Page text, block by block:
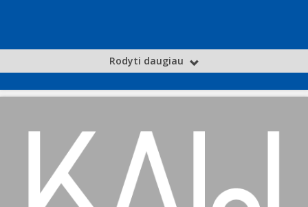
Rodyti daugiau